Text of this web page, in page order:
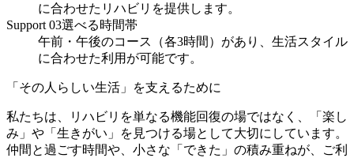
に合わせたリハビリを提供します。
Support 03選べる時間帯
午前・午後のコース（各3時間）があり、生活スタイル
に合わせた利用が可能です。
「その人らしい生活」を支えるために
私たちは、リハビリを単なる機能回復の場ではなく、「楽し
み」や「生きがい」を見つける場として大切にしています。
仲間と過ごす時間や、小さな「できた」の積み重ねが、ご利